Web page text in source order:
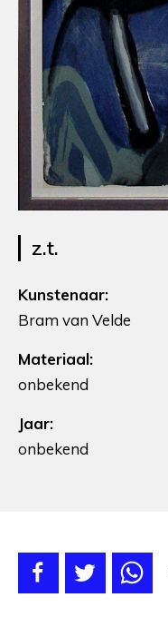
z.t.
Kunstenaar:
Bram van Velde
Materiaal:
onbekend
Jaar:
onbekend